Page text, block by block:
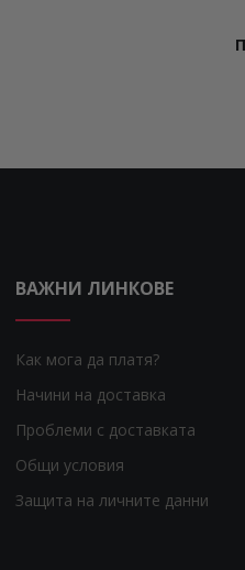
ВАЖНИ ЛИНКОВЕ
Как мога да платя?
Начини на доставка
Проблеми с доставката
Общи условия
Защита на личните данни